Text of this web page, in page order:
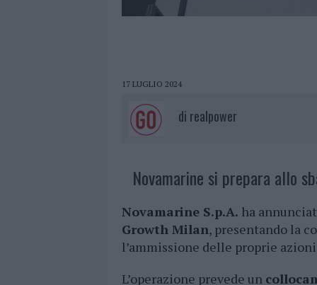
17 LUGLIO 2024
di realpower
Novamarine si prepara allo
Novamarine S.p.A. ha
Growth Milan, presentando la
l’ammissione delle proprie
L’operazione prevede un